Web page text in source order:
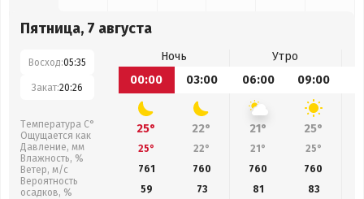
Пятница, 7 августа
Восход:05:35
Закат:20:26
Температура С°
Ощущается как
Давление, мм
Влажность, %
Ветер, м/с
Вероятность
осадков, %
Ночь
Утро
00:00
03:00 06:00 09:00
25° 22° 21° 25°
25° 22° 21° 25°
761
760 760 760
59
73 81
83